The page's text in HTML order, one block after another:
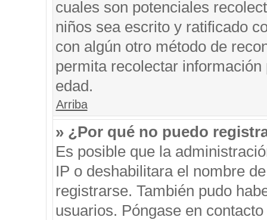
cuales son potenciales
niños sea escrito y ratificado
con algún otro método de
permita recolectar
edad.
Arriba
» ¿Por qué no puedo
Es posible que la
IP o deshabilitara el nombre
registrarse. También pudo
usuarios. Póngase en